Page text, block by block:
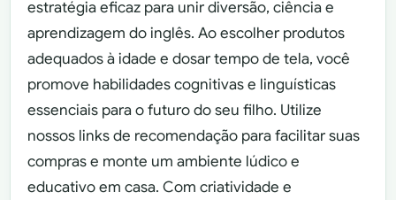
estratégia eficaz para unir diversão, ciência e
aprendizagem do inglês. Ao escolher produtos
adequados à idade e dosar tempo de tela, você
promove habilidades cognitivas e linguísticas
essenciais para o futuro do seu filho. Utilize
nossos links de recomendação para facilitar suas
compras e monte um ambiente lúdico e
educativo em casa. Com criatividade e